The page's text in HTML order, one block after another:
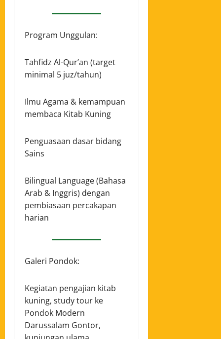
Program Unggulan:
Tahfidz Al-Qur’an (target
minimal 5 juz/tahun)
Ilmu Agama & kemampuan
membaca Kitab Kuning
Penguasaan dasar bidang
Sains
Bilingual Language (Bahasa
Arab & Inggris) dengan
pembiasaan percakapan
harian
Galeri Pondok:
Kegiatan pengajian kitab
kuning, study tour ke
Pondok Modern
Darussalam Gontor,